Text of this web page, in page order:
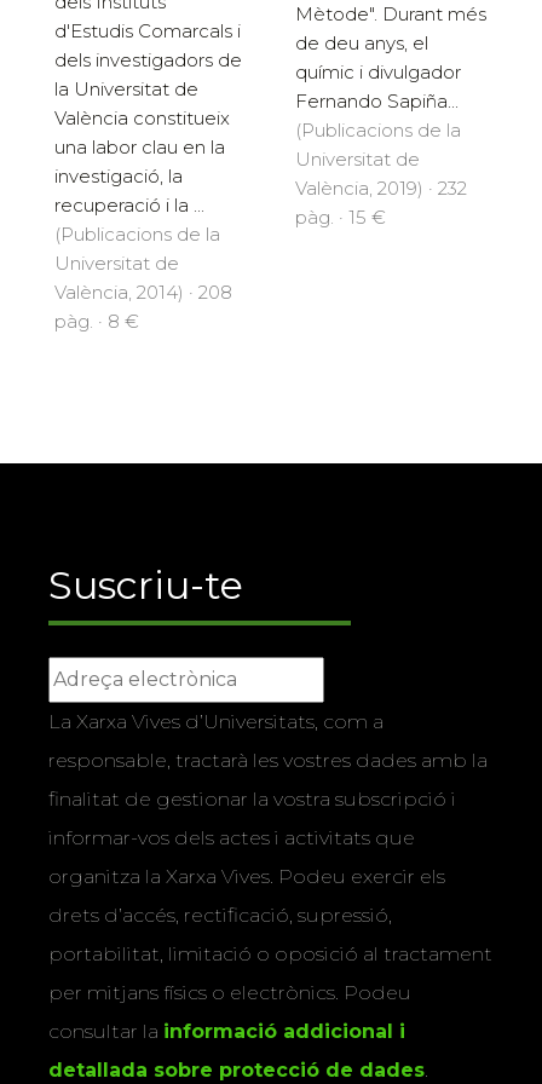
d'Estudis Comarcals i
dels investigadors de
la Universitat de
València constitueix
una labor clau en la
investigació, la
recuperació i la ...
(Publicacions de la
Universitat de
València, 2014) · 208
pàg. · 8 €
Mètode". Durant més
de deu anys, el
químic i divulgador
Fernando Sapiña...
(Publicacions de la
Universitat de
València, 2019) · 232
pàg. · 15 €
Suscriu-te
La Xarxa Vives d’Universitats, com a
responsable, tractarà les vostres dades amb la
finalitat de gestionar la vostra subscripció i
informar-vos dels actes i activitats que
organitza la Xarxa Vives. Podeu exercir els
drets d’accés, rectificació, supressió,
portabilitat, limitació o oposició al tractament
per mitjans físics o electrònics. Podeu
consultar la informació addicional i
detallada sobre protecció de dades.